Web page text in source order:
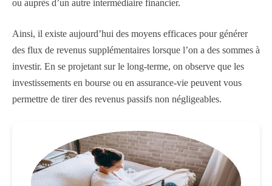
ou auprès d’un autre intermédiaire financier.
Ainsi, il existe aujourd’hui des moyens efficaces pour générer
des flux de revenus supplémentaires lorsque l’on a des sommes à
investir. En se projetant sur le long-terme, on observe que les
investissements en bourse ou en assurance-vie peuvent vous
permettre de tirer des revenus passifs non négligeables.